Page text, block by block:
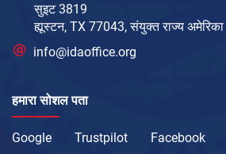
सुइट 3819
ह्यूस्टन, TX 77043, संयुक्त राज्य अमेरिका
info@idaoffice.org
हमारा सोशल पता
Google Trustpilot Facebook